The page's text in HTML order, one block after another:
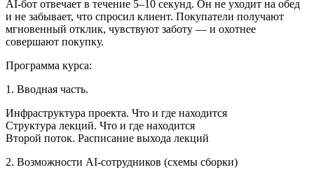
AI-бот отвечает в течение 5–10 секунд. Он не уходит на обед
и не забывает, что спросил клиент. Покупатели получают
мгновенный отклик, чувствуют заботу — и охотнее
совершают покупку.
Программа курса:
1. Вводная часть.
Инфраструктура проекта. Что и где находится
Структура лекций. Что и где находится
Второй поток. Расписание выхода лекций
2. Возможности AI-сотрудников (схемы сборки)